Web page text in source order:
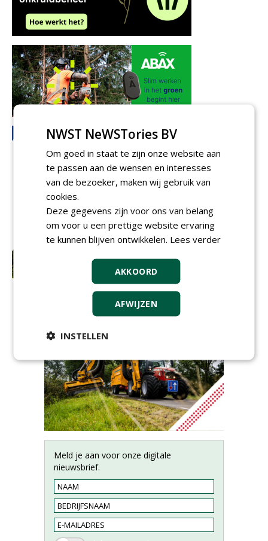
Meld je aan voor onze digitale
nieuwsbrief.
NWST NeWSTories BV
Om goed in staat te zijn onze website aan
te passen aan de wensen en interesses
van de bezoeker, maken wij gebruik van
cookies.
Deze gegevens zijn voor ons van belang
om voor u een prettige website ervaring
te kunnen blijven ontwikkelen. Lees verder
AKKOORD
AFWIJZEN
INSTELLEN